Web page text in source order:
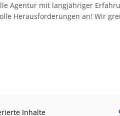
Agentur mit langjähriger
Herausforderungen an! Wir
Inhalte